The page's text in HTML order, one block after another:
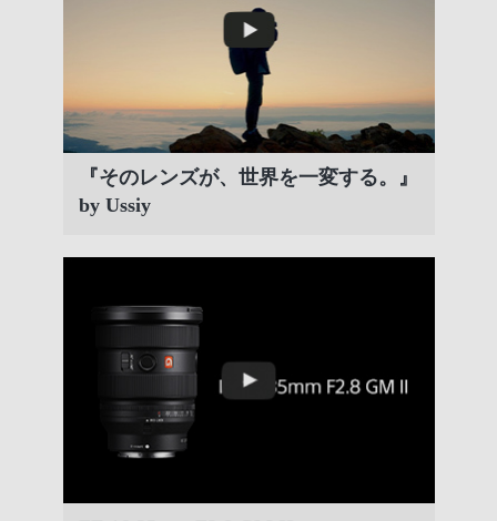
『そのレンズが、世界を一変する。』
by Ussiy